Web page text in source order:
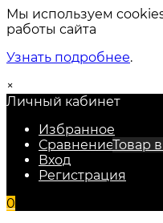
Мы используем
работы сайта
Узнать подробнее.
×
Личный кабинет
Избранное
СравнениеТовар
Вход
Регистрация
0